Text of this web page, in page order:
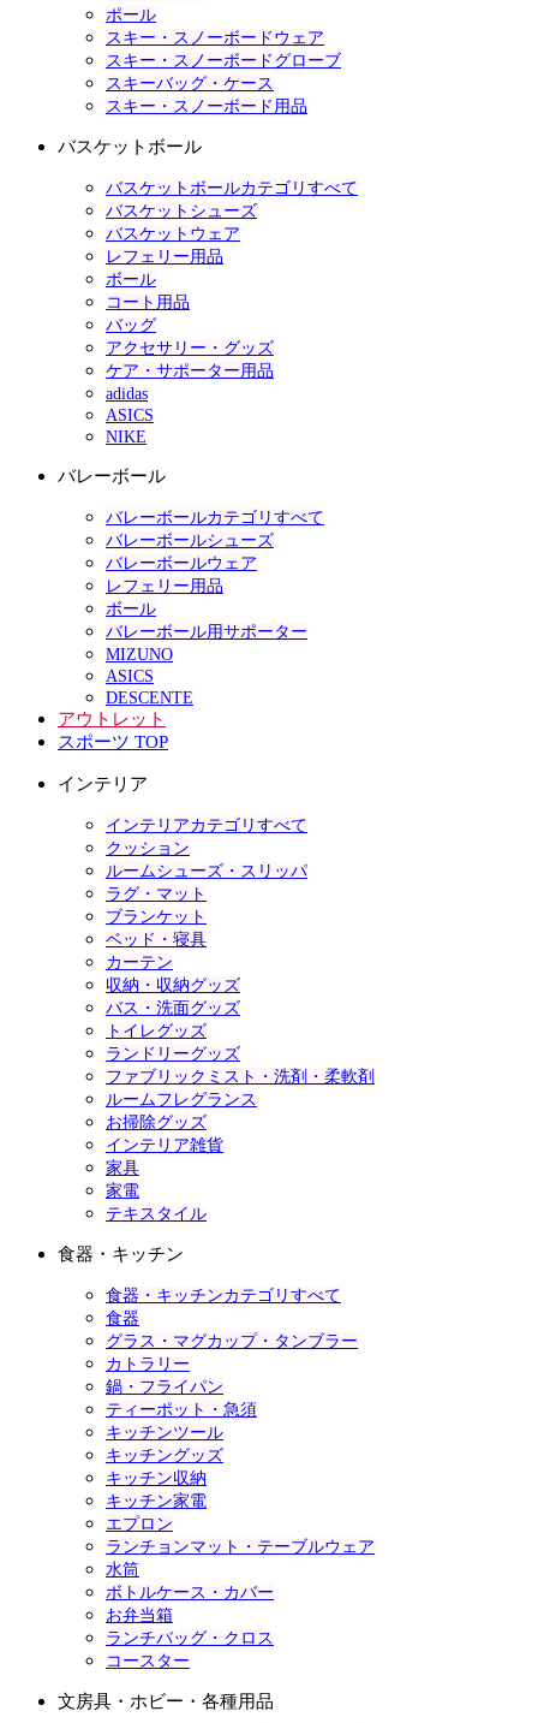
ポール
スキー・スノーボードウェア
スキー・スノーボードグローブ
スキーバッグ・ケース
スキー・スノーボード用品
バスケットボール
バスケットボールカテゴリすべて
バスケットシューズ
バスケットウェア
レフェリー用品
ボール
コート用品
バッグ
アクセサリー・グッズ
ケア・サポーター用品
adidas
ASICS
NIKE
バレーボール
バレーボールカテゴリすべて
バレーボールシューズ
バレーボールウェア
レフェリー用品
ボール
バレーボール用サポーター
MIZUNO
ASICS
DESCENTE
アウトレット
スポーツ TOP
インテリア
インテリアカテゴリすべて
クッション
ルームシューズ・スリッパ
ラグ・マット
ブランケット
ベッド・寝具
カーテン
収納・収納グッズ
バス・洗面グッズ
トイレグッズ
ランドリーグッズ
ファブリックミスト・洗剤・柔軟剤
ルームフレグランス
お掃除グッズ
インテリア雑貨
家具
家電
テキスタイル
食器・キッチン
食器・キッチンカテゴリすべて
食器
グラス・マグカップ・タンブラー
カトラリー
鍋・フライパン
ティーポット・急須
キッチンツール
キッチングッズ
キッチン収納
キッチン家電
エプロン
ランチョンマット・テーブルウェア
水筒
ボトルケース・カバー
お弁当箱
ランチバッグ・クロス
コースター
文房具・ホビー・各種用品